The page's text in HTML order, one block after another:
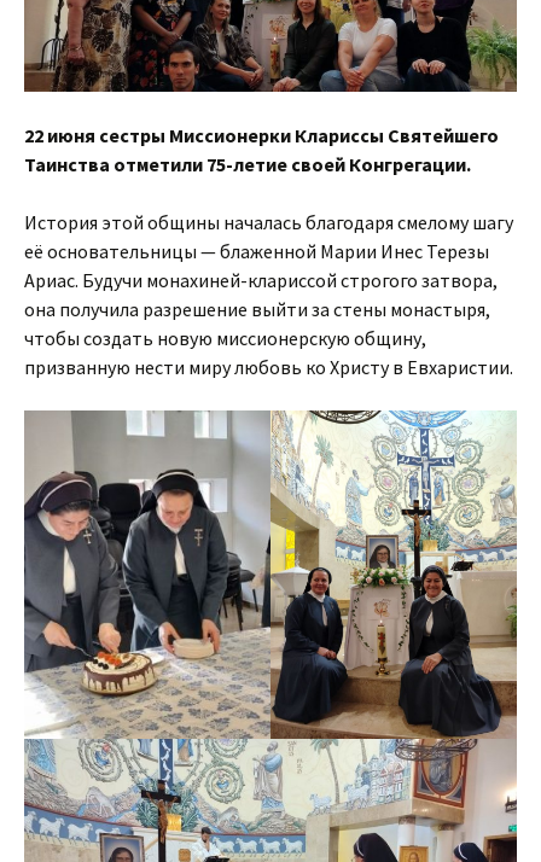
22 июня сестры Миссионерки Клариссы Святейшего
Таинства отметили 75-летие своей Конгрегации.
История этой общины началась благодаря смелому шагу
её основательницы — блаженной Марии Инес Терезы
Ариас. Будучи монахиней-клариссой строгого затвора,
она получила разрешение выйти за стены монастыря,
чтобы создать новую миссионерскую общину,
призванную нести миру любовь ко Христу в Евхаристии.